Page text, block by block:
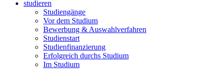
studieren
Studiengänge
Vor dem Studium
Bewerbung & Auswahlverfahren
Studienstart
Studienfinanzierung
Erfolgreich durchs Studium
Im Studium